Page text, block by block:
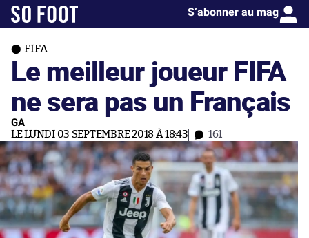
S’abonner au mag
FIFA
Le meilleur joueur FIFA
ne sera pas un Français
GA
LE LUNDI 03 SEPTEMBRE 2018 À 18:43 161